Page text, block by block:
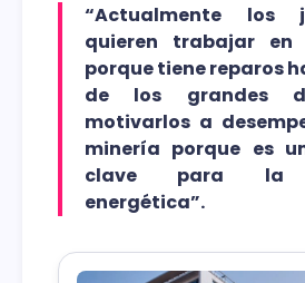
“Actualmente los
quieren trabajar en
porque tiene reparos
de los grandes
motivarlos a
minería porque es
clave para la
energética”.